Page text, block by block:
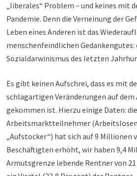
„liberales“ Problem – und keines mit
Pandemie. Denn die Verneinung der
Leben eines Anderen ist das
menschenfeindlichen Gedankengutes:
Sozialdarwinismus des letzten
Es gibt keinen Aufschrei, dass es mit
schlagartigen Veränderungen auf
gekommen ist. Hierzu einige Daten:
Arbeitsmarktteilnehmer
„Aufstocker“) hat sich auf 9 Millionen
Beschäftigten erhöht, wir haben 9,4
Armutsgrenze lebende Rentner von